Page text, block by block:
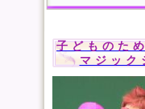
子どもの
マジック